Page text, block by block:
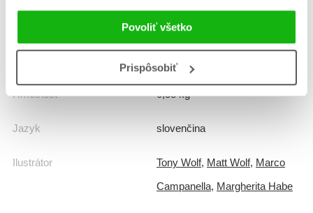
Povoliť všetko
Prispôsobiť
1.8.2022
Hmotnosť 0,58 kg
Jazyk slovenčina
Ilustrátor Tony Wolf, Matt Wolf, Marco
Campanella, Margherita Habe